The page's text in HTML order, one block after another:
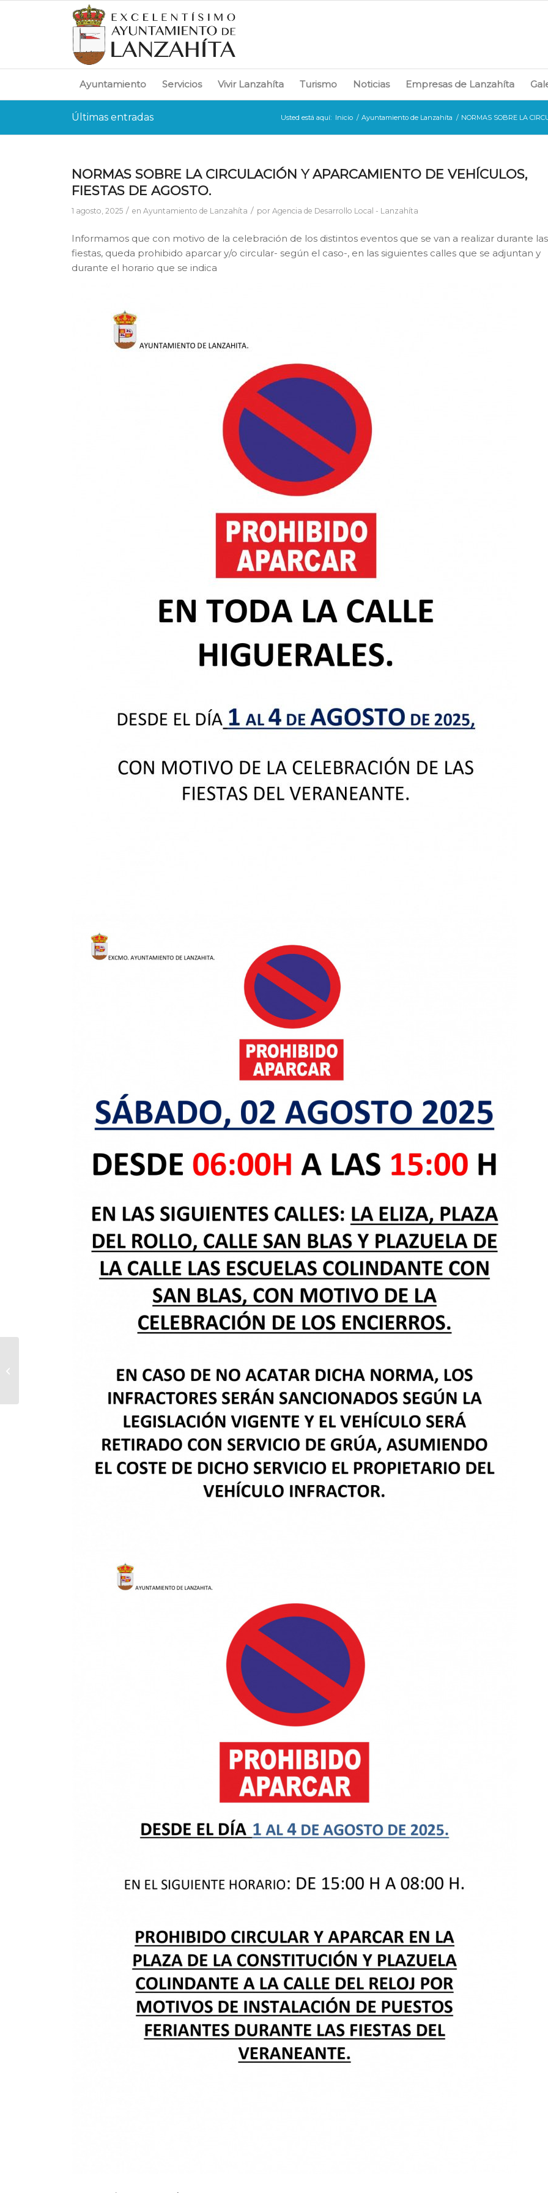
Ayuntamiento Servicios Vivir Lanzahíta Turismo Noticias Empresas de Lanzahíta
Últimas entradas Usted está aquí: Inicio / Ayuntamiento de Lanzahíta / NORMAS SOBRE LA
NORMAS SOBRE LA CIRCULACIÓN Y APARCAMIENTO DE VEHÍCULOS,
FIESTAS DE AGOSTO.
1 agosto, 2025 / enAyuntamiento de Lanzahíta / porAgencia de Desarrollo Local - Lanzahíta
Informamos que con motivo de la celebración de los distintos eventos que se van a realizar durante las
fiestas, queda prohibido aparcar y/o circular- según el caso-, en las siguientes calles que se adjuntan y
durante el horario que se indica
CONCIERTO ALESSANDRO BASSI